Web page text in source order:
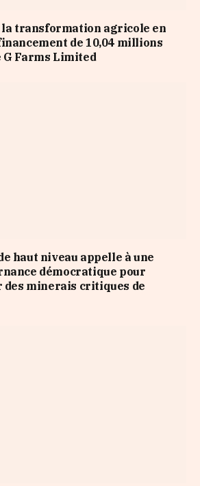
la transformation agricole en
de 10,04 millions
G Farms Limited
haut niveau appelle à une
démocratique pour
des minerais critiques de